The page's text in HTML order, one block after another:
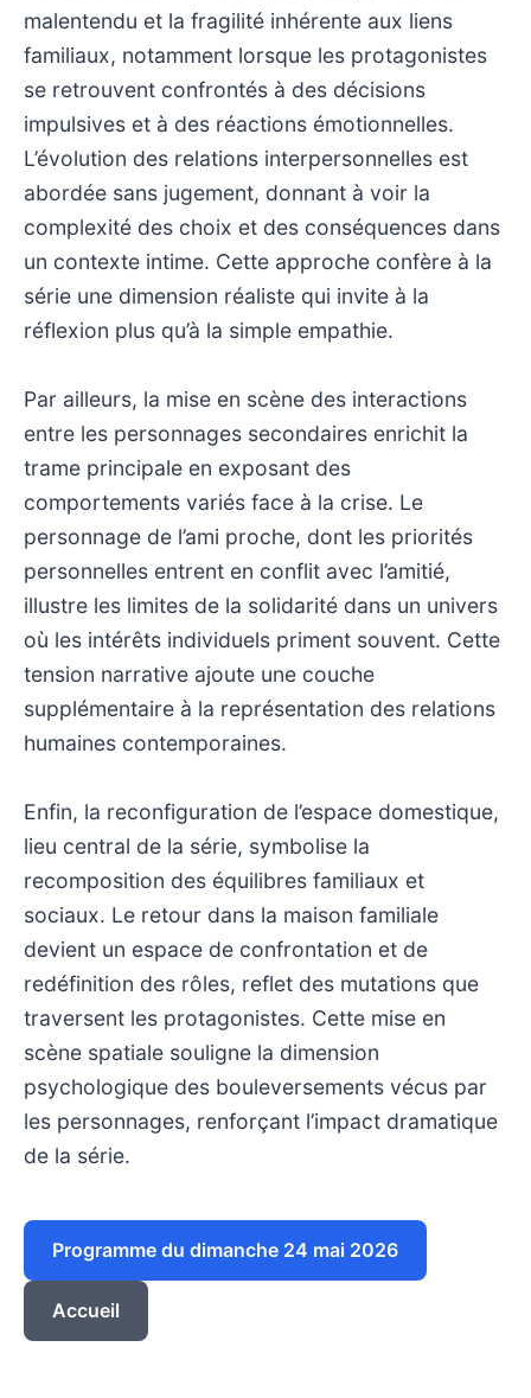
malentendu et la fragilité inhérente aux liens
familiaux, notamment lorsque les protagonistes
se retrouvent confrontés à des décisions
impulsives et à des réactions émotionnelles.
L’évolution des relations interpersonnelles est
abordée sans jugement, donnant à voir la
complexité des choix et des conséquences dans
un contexte intime. Cette approche confère à la
série une dimension réaliste qui invite à la
réflexion plus qu’à la simple empathie.
Par ailleurs, la mise en scène des interactions
entre les personnages secondaires enrichit la
trame principale en exposant des
comportements variés face à la crise. Le
personnage de l’ami proche, dont les priorités
personnelles entrent en conflit avec l’amitié,
illustre les limites de la solidarité dans un univers
où les intérêts individuels priment souvent. Cette
tension narrative ajoute une couche
supplémentaire à la représentation des relations
humaines contemporaines.
Enfin, la reconfiguration de l’espace domestique,
lieu central de la série, symbolise la
recomposition des équilibres familiaux et
sociaux. Le retour dans la maison familiale
devient un espace de confrontation et de
redéfinition des rôles, reflet des mutations que
traversent les protagonistes. Cette mise en
scène spatiale souligne la dimension
psychologique des bouleversements vécus par
les personnages, renforçant l’impact dramatique
de la série.
Programme du dimanche 24 mai 2026
Accueil